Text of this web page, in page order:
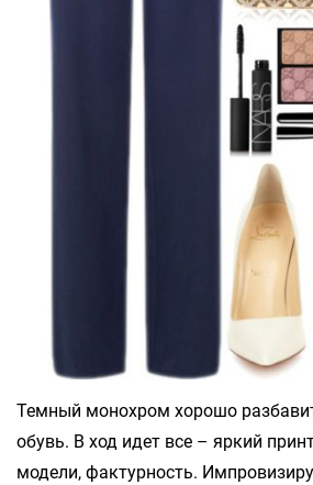
Темный монохром хорошо
обувь. В ход идет все – яркий
модели, фактурность.